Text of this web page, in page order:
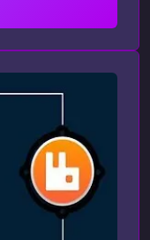
к
вас от
типами данных
и
модуль